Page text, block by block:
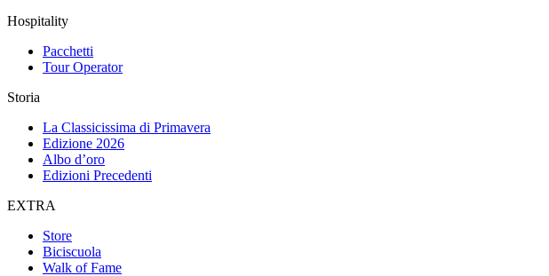
Hospitality
Pacchetti
Tour Operator
Storia
La Classicissima di Primavera
Edizione 2026
Albo d’oro
Edizioni Precedenti
EXTRA
Store
Biciscuola
Walk of Fame